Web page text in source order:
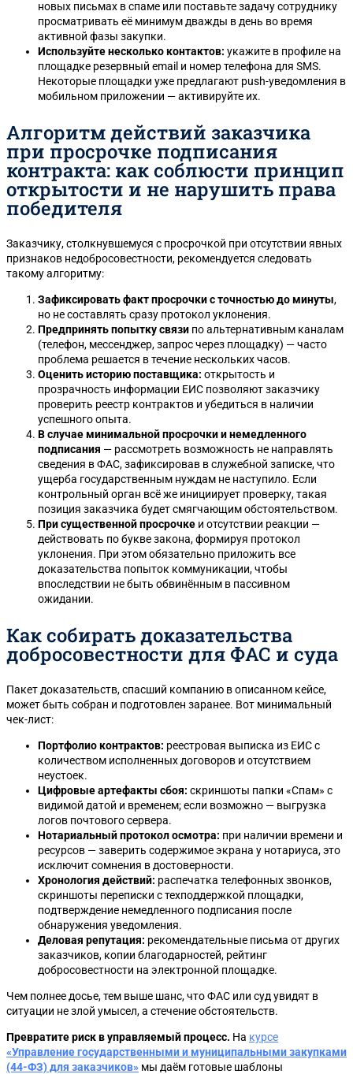
новых письмах в спаме или поставьте задачу сотруднику
просматривать её минимум дважды в день во время
активной фазы закупки.
Используйте несколько контактов: укажите в профиле на
площадке резервный email и номер телефона для SMS.
Некоторые площадки уже предлагают push-уведомления в
мобильном приложении — активируйте их.
Алгоритм действий заказчика
при просрочке подписания
контракта: как соблюсти принцип
открытости и не нарушить права
победителя
Заказчику, столкнувшемуся с просрочкой при отсутствии явных
признаков недобросовестности, рекомендуется следовать
такому алгоритму:
Зафиксировать факт просрочки с точностью до минуты,
но не составлять сразу протокол уклонения.
Предпринять попытку связи по альтернативным каналам
(телефон, мессенджер, запрос через площадку) — часто
проблема решается в течение нескольких часов.
Оценить историю поставщика: открытость и
прозрачность информации ЕИС позволяют заказчику
проверить реестр контрактов и убедиться в наличии
успешного опыта.
В случае минимальной просрочки и немедленного
подписания — рассмотреть возможность не направлять
сведения в ФАС, зафиксировав в служебной записке, что
ущерба государственным нуждам не наступило. Если
контрольный орган всё же инициирует проверку, такая
позиция заказчика будет смягчающим обстоятельством.
При существенной просрочке и отсутствии реакции —
действовать по букве закона, формируя протокол
уклонения. При этом обязательно приложить все
доказательства попыток коммуникации, чтобы
впоследствии не быть обвинённым в пассивном
ожидании.
Как собирать доказательства
добросовестности для ФАС и суда
Пакет доказательств, спасший компанию в описанном кейсе,
может быть собран и подготовлен заранее. Вот минимальный
чек-лист:
Портфолио контрактов: реестровая выписка из ЕИС с
количеством исполненных договоров и отсутствием
неустоек.
Цифровые артефакты сбоя: скриншоты папки «Спам» с
видимой датой и временем; если возможно — выгрузка
логов почтового сервера.
Нотариальный протокол осмотра: при наличии времени и
ресурсов — заверить содержимое экрана у нотариуса, это
исключит сомнения в достоверности.
Хронология действий: распечатка телефонных звонков,
скриншоты переписки с техподдержкой площадки,
подтверждение немедленного подписания после
обнаружения уведомления.
Деловая репутация: рекомендательные письма от других
заказчиков, копии благодарностей, рейтинг
добросовестности на электронной площадке.
Чем полнее досье, тем выше шанс, что ФАС или суд увидят в
ситуации не злой умысел, а стечение обстоятельств.
Превратите риск в управляемый процесс. На курсе
«Управление государственными и муниципальными закупками
(44-ФЗ) для заказчиков» мы даём готовые шаблоны